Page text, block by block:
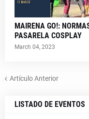
MAIRENA GO!:
PASARELA COSPLAY
March 04, 2023
Artículo Anterior
LISTADO DE EVENTOS